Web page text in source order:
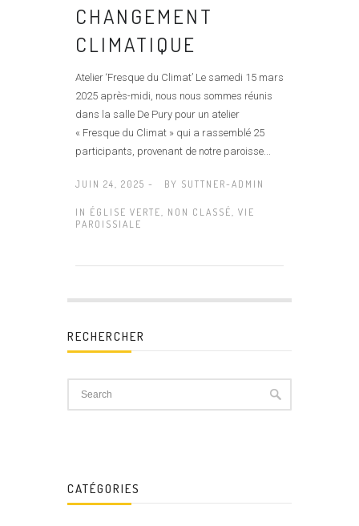
CHANGEMENT
CLIMATIQUE
Atelier ‘Fresque du Climat’ Le samedi 15 mars
2025 après-­midi, nous nous sommes réunis
dans la salle De Pury pour un atelier
« Fresque du Climat » qui a rassemblé 25
participants, provenant de notre paroisse...
JUIN 24, 2025 - BY SUTTNER-ADMIN
IN ÉGLISE VERTE, NON CLASSÉ, VIE
PAROISSIALE
RECHERCHER
CATÉGORIES